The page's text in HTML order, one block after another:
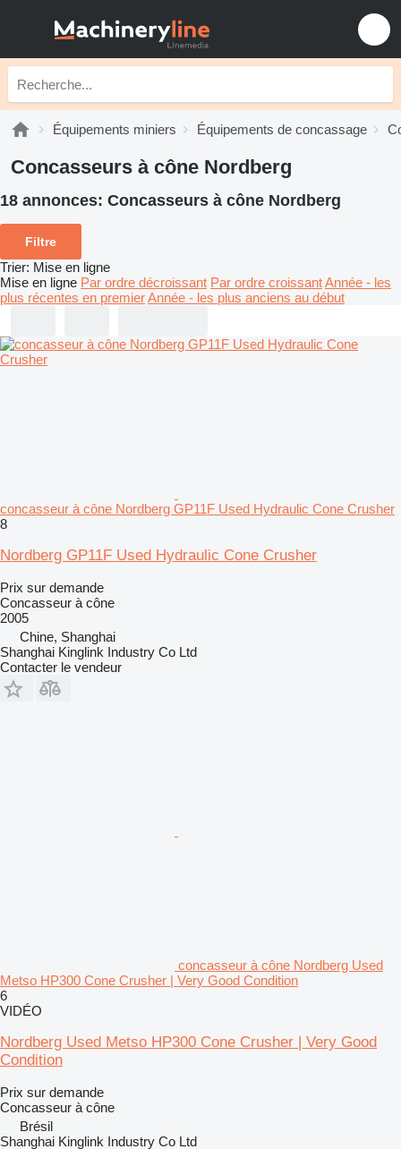
Équipements miniers Équipements de concassage
Concasseurs à cône Nordberg
18 annonces: Concasseurs à cône Nordberg
Filtre
Trier: Mise en ligne
Mise en ligne Par ordre décroissant Par ordre croissantAnnée - les
plus récentes en premierAnnée - les plus anciens au début
concasseur à cône Nordberg GP11F Used Hydraulic Cone Crusher
8
Nordberg GP11F Used Hydraulic Cone Crusher
Prix sur demande
Concasseur à cône
2005
Chine, Shanghai
Shanghai Kinglink Industry Co Ltd
Contacter le vendeur
concasseur à cône Nordberg Used
Metso HP300 Cone Crusher | Very Good Condition
6
VIDÉO
Nordberg Used Metso HP300 Cone Crusher | Very Good
Condition
Prix sur demande
Concasseur à cône
Brésil
Shanghai Kinglink Industry Co Ltd